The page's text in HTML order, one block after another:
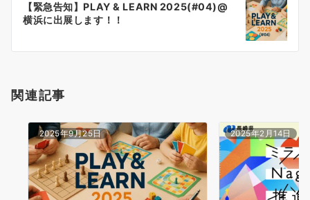
ン
【緊急告知】PLAY & LEARN 2025(#04)@
横浜に出展します！！
関連記事
2025年9月25日 2025年2月14日